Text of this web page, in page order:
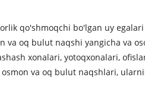
qo'shmoqchi bo'lgan uy
va oq bulut naqshi yangicha va
xonalari, yotoqxonalari,
osmon va oq bulut naqshlari,